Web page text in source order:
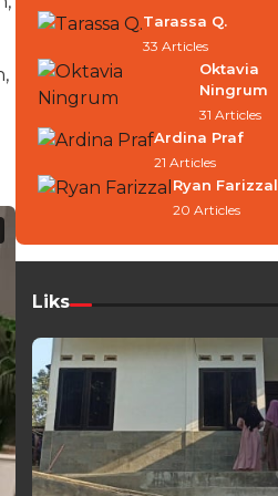
Tarassa Q.
33 Articles
Oktavia
Ningrum
31 Articles
Ardina Praf
21 Articles
Ryan Farizzal
20 Articles
Liks